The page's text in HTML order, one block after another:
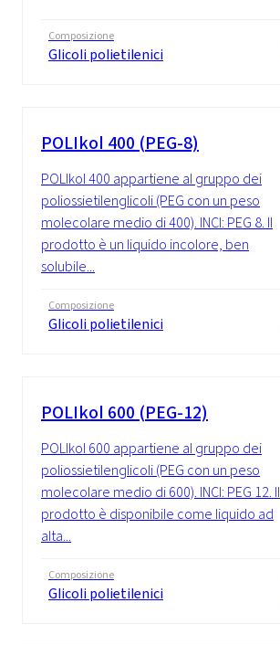
Composizione
Glicoli polietilenici
POLIkol 400 (PEG-8)
POLIkol 400 appartiene al gruppo dei
poliossietilenglicoli (PEG con un peso
molecolare medio di 400). INCI: PEG 8. Il
prodotto è un liquido incolore, ben
solubile...
Composizione
Glicoli polietilenici
POLIkol 600 (PEG-12)
POLIkol 600 appartiene al gruppo dei
poliossietilenglicoli (PEG con un peso
molecolare medio di 600). INCI: PEG 12. Il
prodotto è disponibile come liquido ad
alta...
Composizione
Glicoli polietilenici